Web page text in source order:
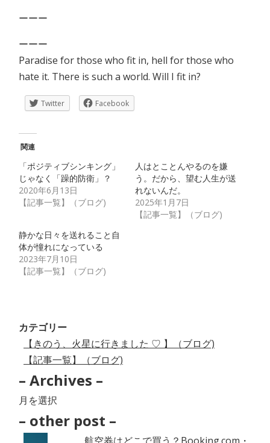
ーーー
ーーー
Paradise for those who fit in, hell for those who
hate it. There is such a world. Will I fit in?
Twitter Facebook
関連
「ポジティブシンキング」
じゃなく「躁的防衛」？
2020年6月13日
【記事一覧】（ブログ)
人はとことんやるのを嫌
う。だから、望む人生が送
れないんだ。
2025年1月7日
【記事一覧】（ブログ)
静かな日々を送れること自
体が憧れになっている
2023年7月10日
【記事一覧】（ブログ)
カテゴリー
【きのう、火星に行きました ♡ 】（ブログ)
【記事一覧】（ブログ)
– Archives –
–
Archives
– other post –